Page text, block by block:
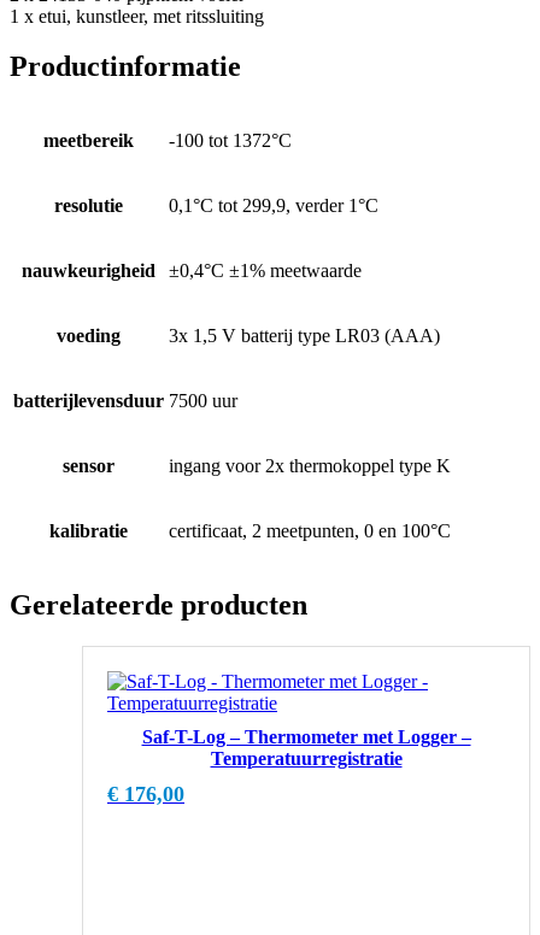
1 x etui, kunstleer, met ritssluiting
Productinformatie
meetbereik -100 tot 1372°C
resolutie 0,1°C tot 299,9, verder 1°C
nauwkeurigheid ±0,4°C ±1% meetwaarde
voeding 3x 1,5 V batterij type LR03 (AAA)
batterijlevensduur 7500 uur
sensor ingang voor 2x thermokoppel type K
kalibratie certificaat, 2 meetpunten, 0 en 100°C
Gerelateerde producten
Saf-T-Log – Thermometer met Logger –
Temperatuurregistratie
€ 176,00